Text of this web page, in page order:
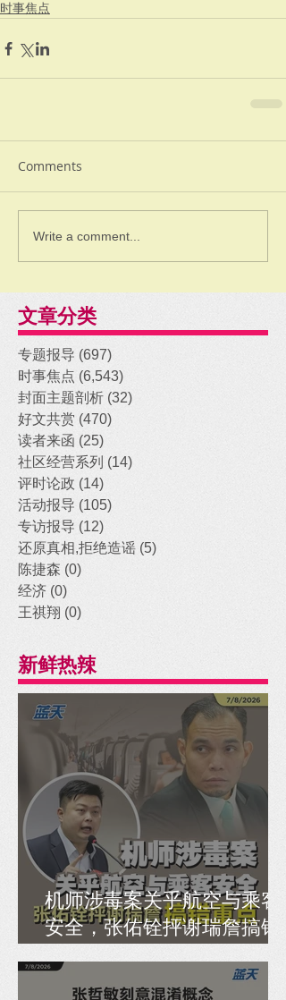
时事焦点
Comments
Write a comment...
文章分类
专题报导 (697)
时事焦点 (6,543)
封面主题剖析 (32)
好文共赏 (470)
读者来函 (25)
社区经营系列 (14)
评时论政 (14)
活动报导 (105)
专访报导 (12)
还原真相,拒绝造谣 (5)
陈捷森 (0)
经济 (0)
王祺翔 (0)
新鲜热辣
机师涉毒案关乎航空与乘客
安全，张佑铨抨谢瑞詹搞错